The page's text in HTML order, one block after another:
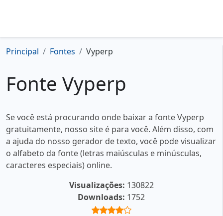
Principal Fontes Vyperp
Fonte Vyperp
Se você está procurando onde baixar a fonte Vyperp
gratuitamente, nosso site é para você. Além disso, com
a ajuda do nosso gerador de texto, você pode visualizar
o alfabeto da fonte (letras maiúsculas e minúsculas,
caracteres especiais) online.
Visualizações: 130822
Downloads: 1752